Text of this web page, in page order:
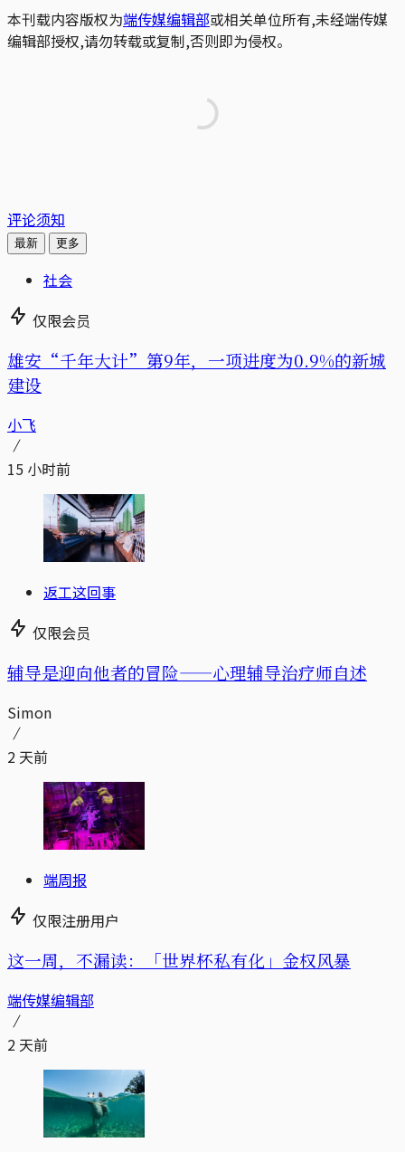
本刊载内容版权为端传媒编辑部或相关单位所有,未经端传媒
编辑部授权,请勿转载或复制,否则即为侵权。
评论须知
最新 更多
社会
仅限会员
雄安“千年大计”第9年，一项进度为0.9%的新城
建设
小飞
15 小时前
返工这回事
仅限会员
辅导是迎向他者的冒险——心理辅导治疗师自述
Simon
2 天前
端周报
仅限注册用户
这一周，不漏读：「世界杯私有化」金权风暴
端传媒编辑部
2 天前